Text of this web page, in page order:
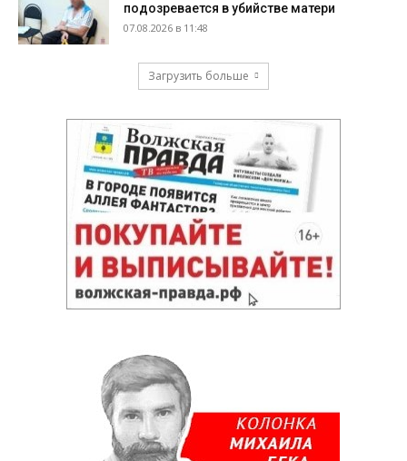
подозревается в убийстве матери
07.08.2026 в 11:48
Загрузить больше